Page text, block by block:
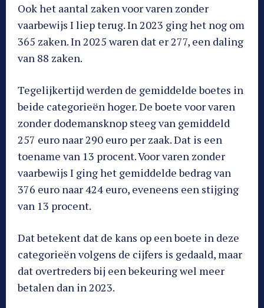
Ook het aantal zaken voor varen zonder
vaarbewijs I liep terug. In 2023 ging het nog om
365 zaken. In 2025 waren dat er 277, een daling
van 88 zaken.
Tegelijkertijd werden de gemiddelde boetes in
beide categorieën hoger. De boete voor varen
zonder dodemansknop steeg van gemiddeld
257 euro naar 290 euro per zaak. Dat is een
toename van 13 procent. Voor varen zonder
vaarbewijs I ging het gemiddelde bedrag van
376 euro naar 424 euro, eveneens een stijging
van 13 procent.
Dat betekent dat de kans op een boete in deze
categorieën volgens de cijfers is gedaald, maar
dat overtreders bij een bekeuring wel meer
betalen dan in 2023.